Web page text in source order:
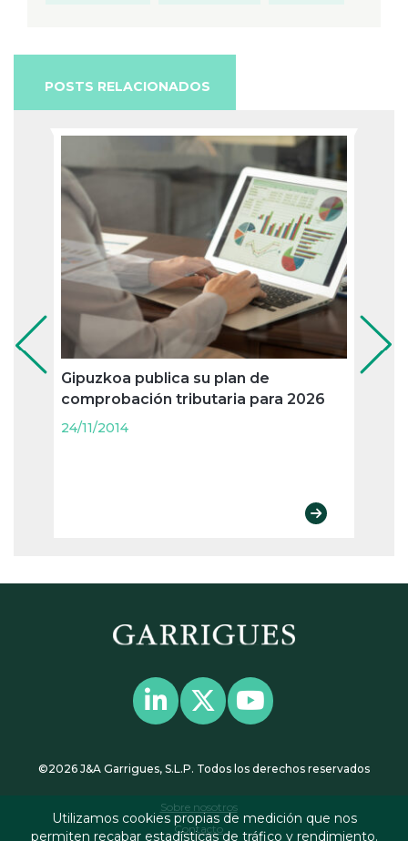
POSTS RELACIONADOS
Gipuzkoa publica su plan de
comprobación tributaria para 2026
24/11/2014
©2026 J&A Garrigues, S.L.P. Todos los derechos reservados
Sobre nosotros
Contacto
Utilizamos cookies propias de medición que nos
permiten recabar estadísticas de tráfico y rendimiento.